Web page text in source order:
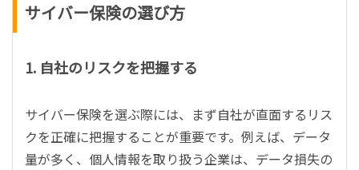
サイバー保険の選び方
1. 自社のリスクを把握する
サイバー保険を選ぶ際には、まず自社が直面するリス
クを正確に把握することが重要です。例えば、データ
量が多く、個人情報を取り扱う企業は、データ損失の